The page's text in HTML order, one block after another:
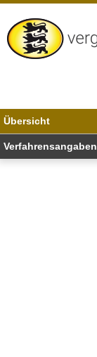
Vergabeportal
Baden-
Wuerttemberg
Übersicht
Verfahrensangaben